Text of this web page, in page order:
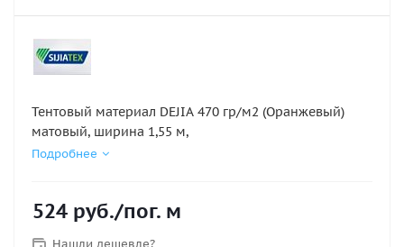
Тентовый материал DEJIA 470 гр/м2 (Оранжевый)
матовый, ширина 1,55 м,
Подробнее
524 руб./пог. м
Нашли дешевле?